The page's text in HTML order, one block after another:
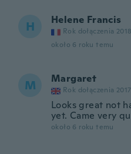
H Helene Francis
Rok dołączenia 2018
około 6 roku temu
M Margaret
Rok dołączenia 2017
Looks great not
yet. Came very
około 6 roku temu